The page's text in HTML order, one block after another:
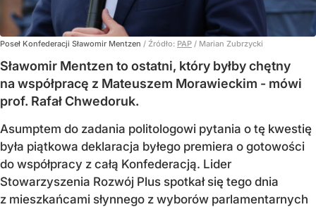
Poseł Konfederacji Sławomir Mentzen / Źródło: PAP / Marian Zubrzycki
Sławomir Mentzen to ostatni, który byłby chętny
na współpracę z Mateuszem Morawieckim - mówi
prof. Rafał Chwedoruk.
Asumptem do zadania politologowi pytania o tę kwestię
była piątkowa deklaracja byłego premiera o gotowości
do współpracy z całą Konfederacją. Lider
Stowarzyszenia Rozwój Plus spotkał się tego dnia
z mieszkańcami słynnego z wyborów parlamentarnych